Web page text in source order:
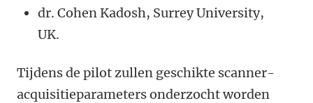
dr. Cohen Kadosh, Surrey University,
UK.
Tijdens de pilot zullen geschikte scanner-
acquisitieparameters onderzocht worden